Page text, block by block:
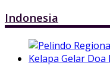
Indonesia